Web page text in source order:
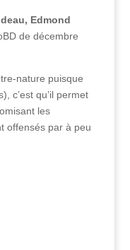
Edmond
de décembre
nature puisque
c’est qu’il permet
les
offensés par à peu